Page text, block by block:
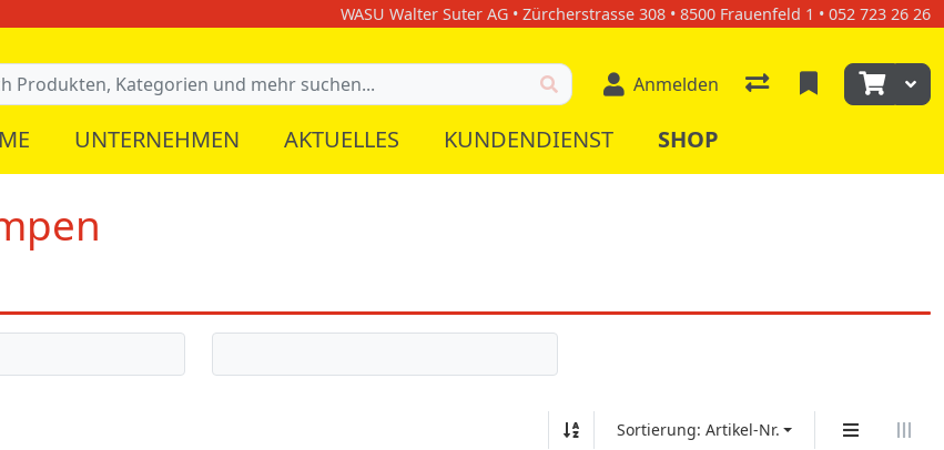
WASU Walter Suter AG • Zürcherstrasse 308 • 8500 Frauenfeld 1 • 052 723 26 26
Anmelden
UNTERNEHMEN AKTUELLES KUNDENDIENST SHOP
Sortierung: Artikel-Nr.